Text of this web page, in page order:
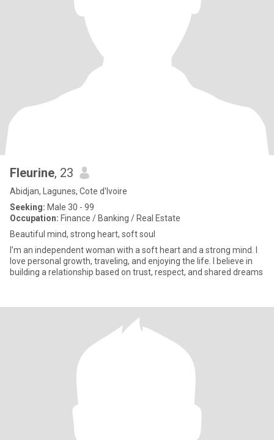
Fleurine, 23
Abidjan, Lagunes, Cote d'Ivoire
Seeking: Male 30 - 99
Occupation: Finance / Banking / Real Estate
Beautiful mind, strong heart, soft soul
I’m an independent woman with a soft heart and a strong mind. I
love personal growth, traveling, and enjoying the life. I believe in
building a relationship based on trust, respect, and shared dreams